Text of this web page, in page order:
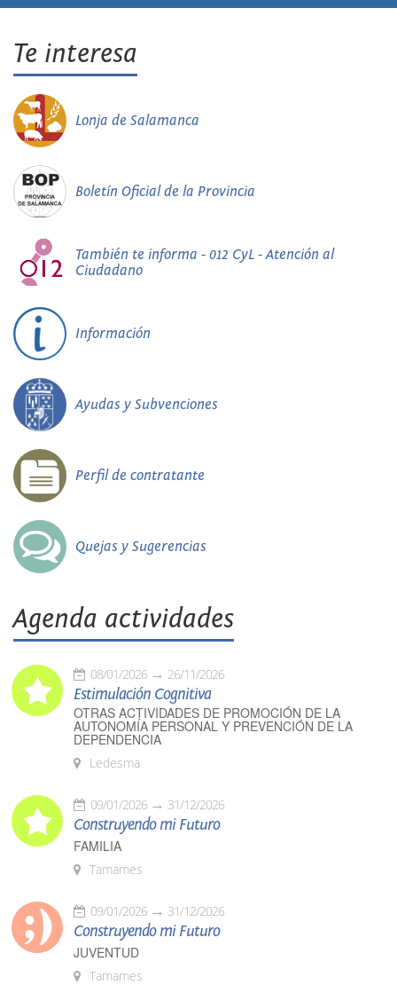
Te interesa
Lonja de Salamanca
Boletín Oficial de la Provincia
También te informa - 012 CyL - Atención al
Ciudadano
Información
Ayudas y Subvenciones
Perfil de contratante
Quejas y Sugerencias
Agenda actividades
08/01/2026 26/11/2026
Estimulación Cognitiva
OTRAS ACTIVIDADES DE PROMOCIÓN DE LA
AUTONOMÍA PERSONAL Y PREVENCIÓN DE LA
DEPENDENCIA
Ledesma
09/01/2026 31/12/2026
Construyendo mi Futuro
FAMILIA
Tamames
09/01/2026 31/12/2026
Construyendo mi Futuro
JUVENTUD
Tamames